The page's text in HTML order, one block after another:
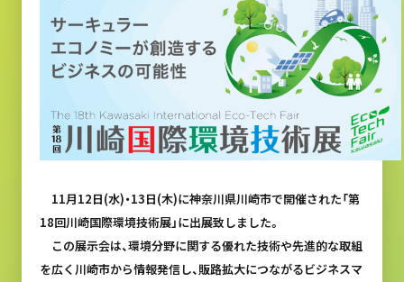
11月12日(水)・13日(木)に神奈川県川崎市で開催された「第
18回川崎国際環境技術展」に出展致しました。
この展示会は、環境分野に関する優れた技術や先進的な取組
を広く川崎市から情報発信し、販路拡大につながるビジネスマ